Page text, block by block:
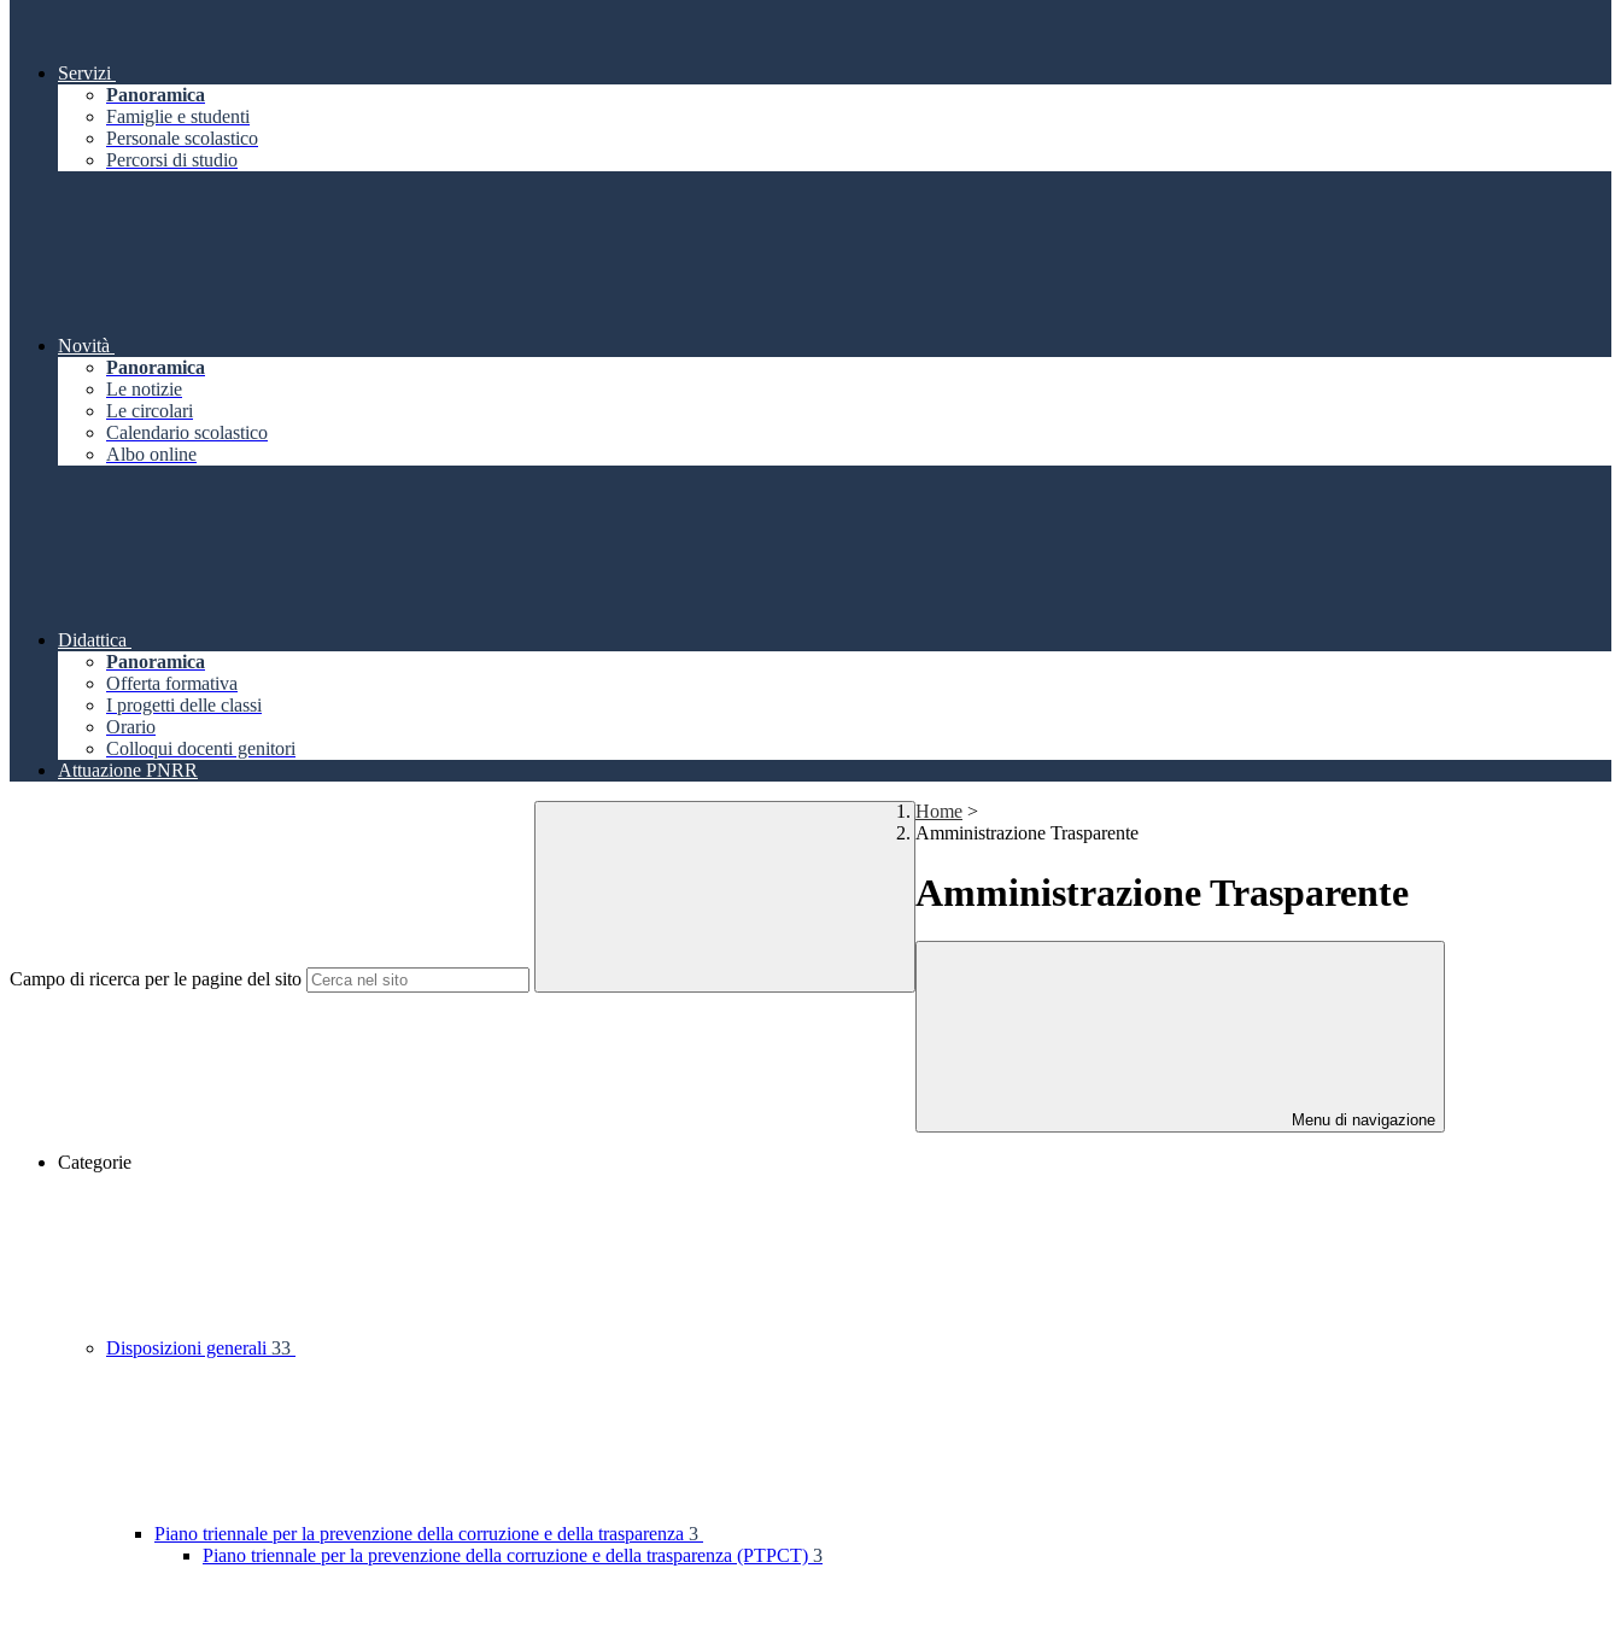
Servizi
Panoramica
Famiglie e studenti
Personale scolastico
Percorsi di studio
Novità
Panoramica
Le notizie
Le circolari
Calendario scolastico
Albo online
Didattica
Panoramica
Offerta formativa
I progetti delle classi
Orario
Colloqui docenti genitori
Attuazione PNRR
Campo di ricerca per le pagine del sito
Home >
Amministrazione Trasparente
Amministrazione Trasparente
Menu di navigazione
Categorie
Disposizioni generali 33
Piano triennale per la prevenzione della corruzione e della trasparenza 3
Piano triennale per la prevenzione della corruzione e della trasparenza (PTPCT) 3